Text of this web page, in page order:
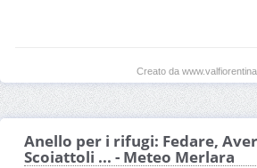
Creato da
Anello per i rifugi: Fedare,
Scoiattoli ... - Meteo Merlara